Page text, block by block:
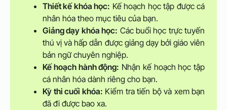
Thiết kế khóa học: Kế hoạch học tập được cá
nhân hóa theo mục tiêu của bạn.
Giảng dạy khóa học: Các buổi học trực tuyến
thú vị và hấp dẫn được giảng dạy bởi giáo viên
bản ngữ chuyên nghiệp.
Kế hoạch hành động: Nhận kế hoạch học tập
cá nhân hóa dành riêng cho bạn.
Kỳ thi cuối khóa: Kiểm tra tiến bộ và xem bạn
đã đi được bao xa.